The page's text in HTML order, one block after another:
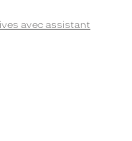
avec assistant